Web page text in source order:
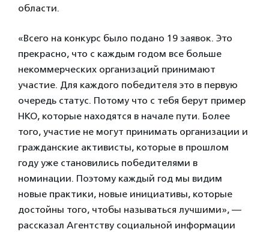
области.
«Всего на конкурс было подано 19 заявок. Это
прекрасно, что с каждым годом все больше
некоммерческих организаций принимают
участие. Для каждого победителя это в первую
очередь статус. Потому что с тебя берут пример
НКО, которые находятся в начале пути. Более
того, участие не могут принимать организации и
гражданские активисты, которые в прошлом
году уже становились победителями в
номинации. Поэтому каждый год мы видим
новые практики, новые инициативы, которые
достойны того, чтобы называться лучшими», —
рассказал Агентству социальной информации